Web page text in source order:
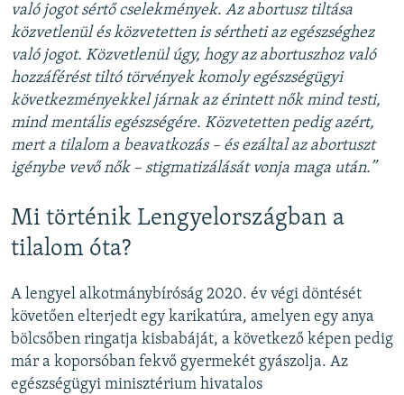
való jogot sértő cselekmények. Az abortusz tiltása
közvetlenül és közvetetten is sértheti az egészséghez
való jogot. Közvetlenül úgy, hogy az abortuszhoz való
hozzáférést tiltó törvények komoly egészségügyi
következményekkel járnak az érintett nők mind testi,
mind mentális egészségére. Közvetetten pedig azért,
mert a tilalom a beavatkozás – és ezáltal az abortuszt
igénybe vevő nők – stigmatizálását vonja maga után.”
Mi történik Lengyelországban a
tilalom óta?
A lengyel alkotmánybíróság 2020. év végi döntését
követően elterjedt egy karikatúra, amelyen egy anya
bölcsőben ringatja kisbabáját, a következő képen pedig
már a koporsóban fekvő gyermekét gyászolja. Az
egészségügyi minisztérium hivatalos